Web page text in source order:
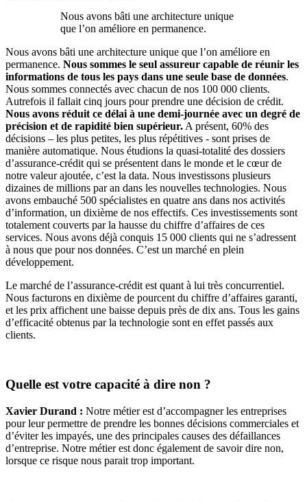
Nous avons bâti une architecture unique
que l’on améliore en permanence.
Nous avons bâti une architecture unique que l’on améliore en
permanence. Nous sommes le seul assureur capable de réunir les
informations de tous les pays dans une seule base de données.
Nous sommes connectés avec chacun de nos 100 000 clients.
Autrefois il fallait cinq jours pour prendre une décision de crédit.
Nous avons réduit ce délai à une demi-journée avec un degré de
précision et de rapidité bien supérieur. A présent, 60% des
décisions – les plus petites, les plus répétitives - sont prises de
manière automatique. Nous étudions la quasi-totalité des dossiers
d’assurance-crédit qui se présentent dans le monde et le cœur de
notre valeur ajoutée, c’est la data. Nous investissons plusieurs
dizaines de millions par an dans les nouvelles technologies. Nous
avons embauché 500 spécialistes en quatre ans dans nos activités
d’information, un dixième de nos effectifs. Ces investissements sont
totalement couverts par la hausse du chiffre d’affaires de ces
services. Nous avons déjà conquis 15 000 clients qui ne s’adressent
à nous que pour nos données. C’est un marché en plein
développement.
Le marché de l’assurance-crédit est quant à lui très concurrentiel.
Nous facturons en dixième de pourcent du chiffre d’affaires garanti,
et les prix affichent une baisse depuis près de dix ans. Tous les gains
d’efficacité obtenus par la technologie sont en effet passés aux
clients.
Quelle est votre capacité à dire non ?
Xavier Durand : Notre métier est d’accompagner les entreprises
pour leur permettre de prendre les bonnes décisions commerciales et
d’éviter les impayés, une des principales causes des défaillances
d’entreprise. Notre métier est donc également de savoir dire non,
lorsque ce risque nous parait trop important.